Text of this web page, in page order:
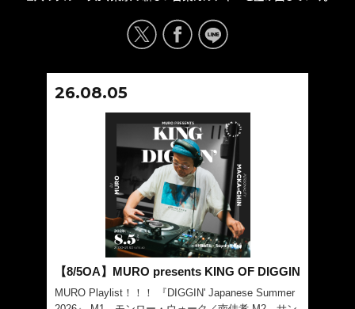
26.08.05
【8/5OA】MURO presents KING OF DIGGIN
MURO Playlist！！！ 『DIGGIN' Japanese Summer